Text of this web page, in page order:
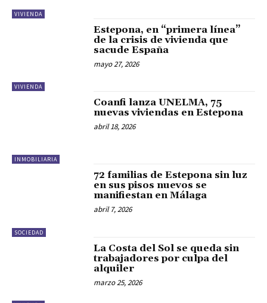
VIVIENDA
VIVIENDA
Estepona, en “primera línea”
de la crisis de vivienda que
sacude España
mayo 27, 2026
INMOBILIARIA
Coanfi lanza UNELMA, 75
nuevas viviendas en Estepona
abril 18, 2026
SOCIEDAD
72 familias de Estepona sin luz
en sus pisos nuevos se
manifiestan en Málaga
abril 7, 2026
La Costa del Sol se queda sin
trabajadores por culpa del
alquiler
marzo 25, 2026